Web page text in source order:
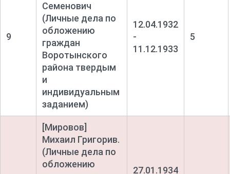
9
Семенович
(Личные дела по
обложению
граждан
Воротынского
района твердым
и
индивидуальным
заданием)
12.04.1932
-
11.12.1933
5
[Мировов]
Михаил Григорив.
(Личные дела по
обложению
27.01.1934